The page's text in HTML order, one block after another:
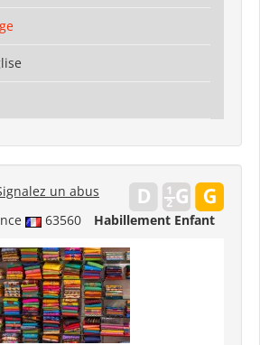
63560 Habillement Enfant
un abus